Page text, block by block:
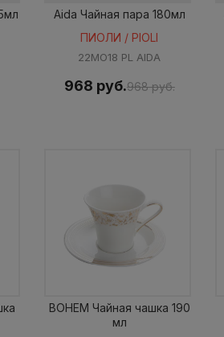
Aida Чайная пара 180мл
ПИОЛИ / PIOLI
22MO18 PL AIDA
968 руб.968 руб.
BOHEM Чайная чашка 190
мл